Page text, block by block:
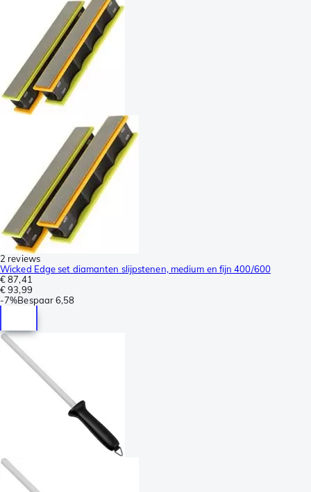
2 reviews
Wicked Edge set diamanten slijpstenen, medium en fijn 400/600
€ 87,41
€ 93,99
-7%Bespaar6,58